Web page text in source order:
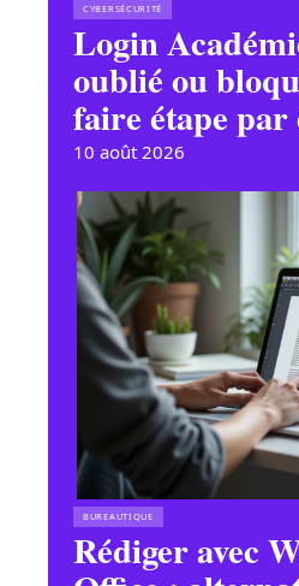
CYBERSÉCURITÉ
Login
oublié ou
faire étape par
10 août 2026
BUREAUTIQUE
Rédiger avec